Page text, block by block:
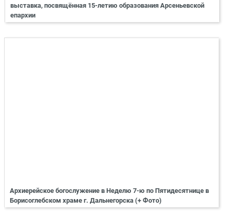
выставка, посвящённая 15-летию образования Арсеньевской
епархии
Архиерейское богослужение в Неделю 7-ю по Пятидесятнице в
Борисоглебском храме г. Дальнегорска (+ Фото)